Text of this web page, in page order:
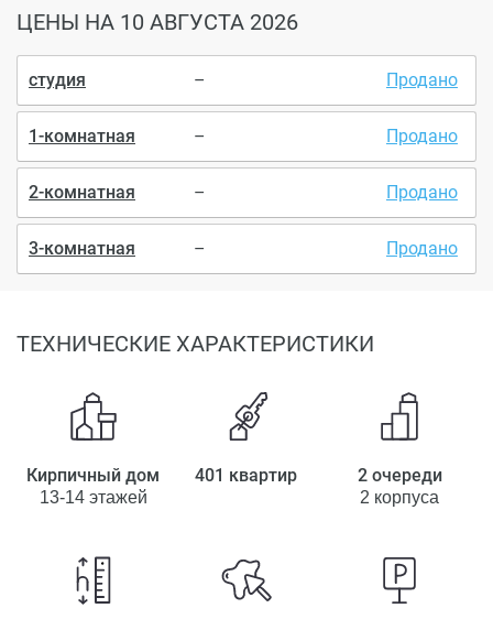
ЦЕНЫ НА 10 АВГУСТА 2026
студия – Продано
1-комнатная – Продано
2-комнатная – Продано
3-комнатная – Продано
ТЕХНИЧЕСКИЕ ХАРАКТЕРИСТИКИ
Кирпичный дом
13-14 этажей
401 квартир 2 очереди
2 корпуса